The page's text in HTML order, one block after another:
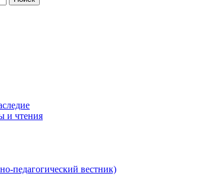
и чтения
педагогический вестник)